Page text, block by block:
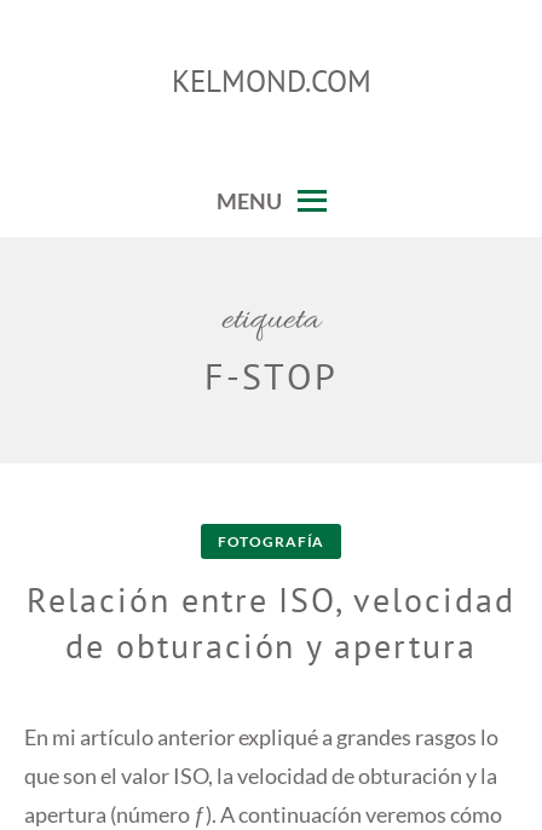
KELMOND.COM
MENU
etiqueta
F-STOP
FOTOGRAFÍA
Relación entre ISO, velocidad
de obturación y apertura
En mi artículo anterior expliqué a grandes rasgos lo
que son el valor ISO, la velocidad de obturación y la
apertura (número ƒ). A continuacíón veremos cómo